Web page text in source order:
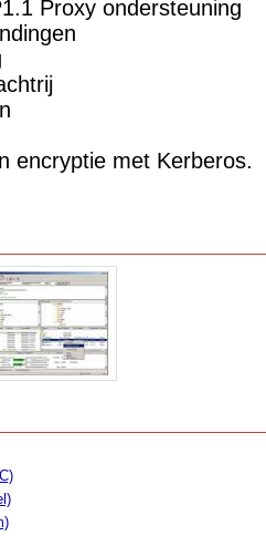
Proxy ondersteuning
encryptie met Kerberos.